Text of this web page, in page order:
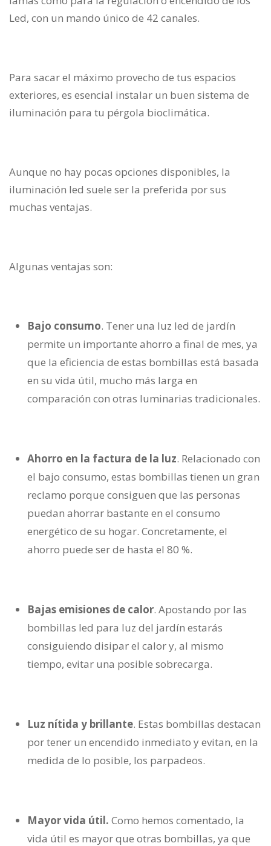
Led, con un mando único de 42 canales.
Para sacar el máximo provecho de tus espacios
exteriores, es esencial instalar un buen sistema de
iluminación para tu pérgola bioclimática.
Aunque no hay pocas opciones disponibles, la
iluminación led suele ser la preferida por sus
muchas ventajas.
Algunas ventajas son:
Bajo consumo. Tener una luz led de jardín
permite un importante ahorro a final de mes, ya
que la eficiencia de estas bombillas está basada
en su vida útil, mucho más larga en
comparación con otras luminarias tradicionales.
Ahorro en la factura de la luz. Relacionado con
el bajo consumo, estas bombillas tienen un gran
reclamo porque consiguen que las personas
puedan ahorrar bastante en el consumo
energético de su hogar. Concretamente, el
ahorro puede ser de hasta el 80 %.
Bajas emisiones de calor. Apostando por las
bombillas led para luz del jardín estarás
consiguiendo disipar el calor y, al mismo
tiempo, evitar una posible sobrecarga.
Luz nítida y brillante. Estas bombillas destacan
por tener un encendido inmediato y evitan, en la
medida de lo posible, los parpadeos.
Mayor vida útil. Como hemos comentado, la
vida útil es mayor que otras bombillas, ya que